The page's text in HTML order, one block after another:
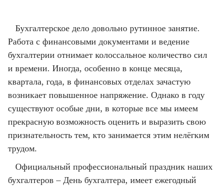
Бухгалтерское дело довольно рутинное занятие.
Работа с финансовыми документами и ведение
бухгалтерии отнимает колоссальное количество сил
и времени. Иногда, особенно в конце месяца,
квартала, года, в финансовых отделах зачастую
возникает повышенное напряжение. Однако в году
существуют особые дни, в которые все мы имеем
прекрасную возможность оценить и выразить свою
признательность тем, кто занимается этим нелёгким
трудом.
Официальный профессиональный праздник наших
бухгалтеров – День бухгалтера, имеет ежегодный